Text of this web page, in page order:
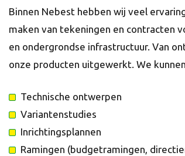
Binnen Nebest hebben wij veel
maken van tekeningen en contracten
en ondergrondse infrastructuur. Van
onze producten uitgewerkt. We
Technische ontwerpen
Variantenstudies
Inrichtingsplannen
Ramingen (budgetramingen,